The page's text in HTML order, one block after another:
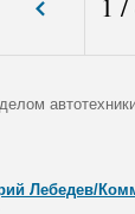
Лебедев/